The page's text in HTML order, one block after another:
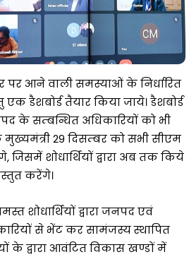
पर आने वाली समस्याओं के निर्धारित
डैशबोर्ड तैयार किया जाये। डैशबोर्ड
के सम्बन्धित अधिकारियों को भी
मुख्यमंत्री 29 दिसम्बर को सभी सीएम
शोधार्थियों द्वारा अब तक किये
करेंगे।
शोधार्थियों द्वारा जनपद एवं
से भेंट कर सामंजस्य स्थापित
के द्वारा आवंटित विकास खण्डों में